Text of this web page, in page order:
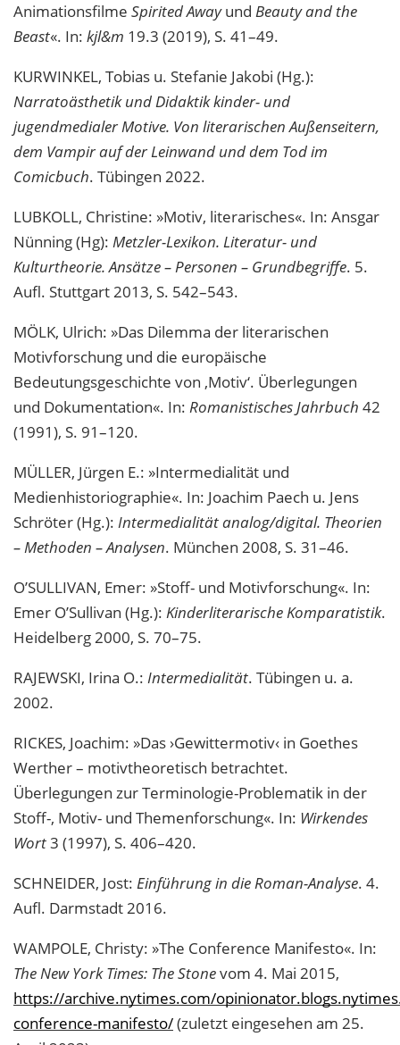
Animationsfilme Spirited Awayund Beauty and the
Beast«. In: kjl&m 19.3 (2019), S. 41–49.
KURWINKEL, Tobias u. Stefanie Jakobi (Hg.):
Narratoästhetik und Didaktik kinder- und
jugendmedialer Motive. Von literarischen Außenseitern,
dem Vampir auf der Leinwand und dem Tod im
Comicbuch. Tübingen 2022.
LUBKOLL, Christine: »Motiv, literarisches«. In: Ansgar
Nünning (Hg): Metzler-Lexikon. Literatur- und
Kulturtheorie. Ansätze – Personen – Grundbegriffe. 5.
Aufl. Stuttgart 2013, S. 542–543.
MÖLK, Ulrich: »Das Dilemma der literarischen
Motivforschung und die europäische
Bedeutungsgeschichte von ‚Motiv‘. Überlegungen
und Dokumentation«. In: Romanistisches Jahrbuch 42
(1991), S. 91–120.
MÜLLER, Jürgen E.: »Intermedialität und
Medienhistoriographie«. In: Joachim Paech u. Jens
Schröter (Hg.): Intermedialität analog/digital. Theorien
– Methoden – Analysen. München 2008, S. 31–46.
O’SULLIVAN, Emer: »Stoff- und Motivforschung«. In:
Emer O’Sullivan (Hg.): Kinderliterarische Komparatistik.
Heidelberg 2000, S. 70–75.
RAJEWSKI, Irina O.: Intermedialität. Tübingen u. a.
2002.
RICKES, Joachim: »Das ›Gewittermotiv‹ in Goethes
Werther – motivtheoretisch betrachtet.
Überlegungen zur Terminologie-Problematik in der
Stoff-, Motiv- und Themenforschung«. In: Wirkendes
Wort3 (1997), S. 406–420.
SCHNEIDER, Jost: Einführung in die Roman-Analyse. 4.
Aufl. Darmstadt 2016.
WAMPOLE, Christy: »The Conference Manifesto«. In:
The New York Times: The Stonevom 4. Mai 2015,
https://archive.nytimes.com/
conference-manifesto/(zuletzt eingesehen am 25.